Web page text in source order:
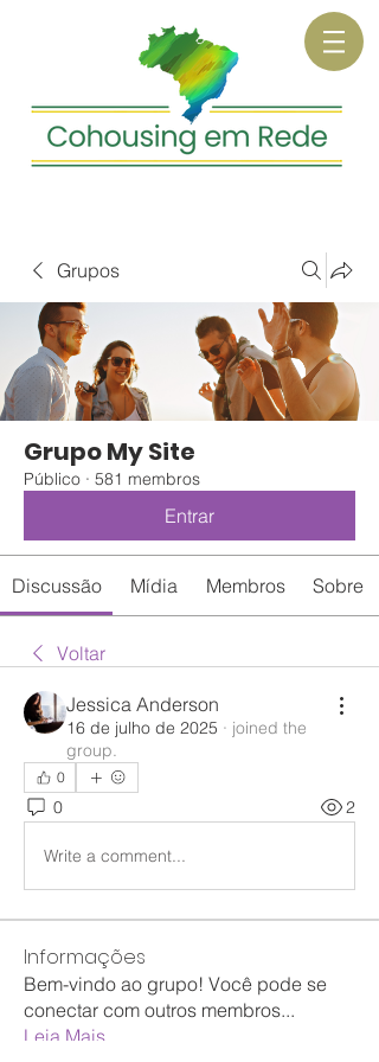
Grupos
Grupo My Site
Público · 581 membros
Entrar
Discussão Mídia Membros Sobre
Voltar
Jessica Anderson
16 de julho de 2025 · joined the
group.
0
0 2
Write a comment...
Informações
Bem-vindo ao grupo! Você pode se
conectar com outros membros...
Leia Mais